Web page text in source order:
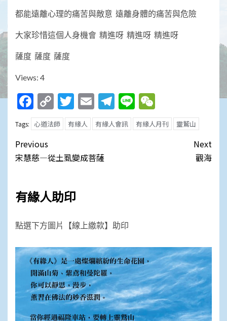
都能遠離心理的痛苦與敵意 遠離身體的痛苦與危險
大家珍惜這個人身機會 精進呀 精進呀 精進呀
薩度 薩度 薩度
Views: 4
Facebook
Copy
Link
Twitter
EmailTelegram
Line
Tags: 心道法師 有緣人 有緣人會訊 有緣人月刊 靈鷲山
Post
navigation
Previous
宋慧慈—從土虱變成菩薩
Next
觀海
有緣人助印
點選下方圖片【線上繳款】助印